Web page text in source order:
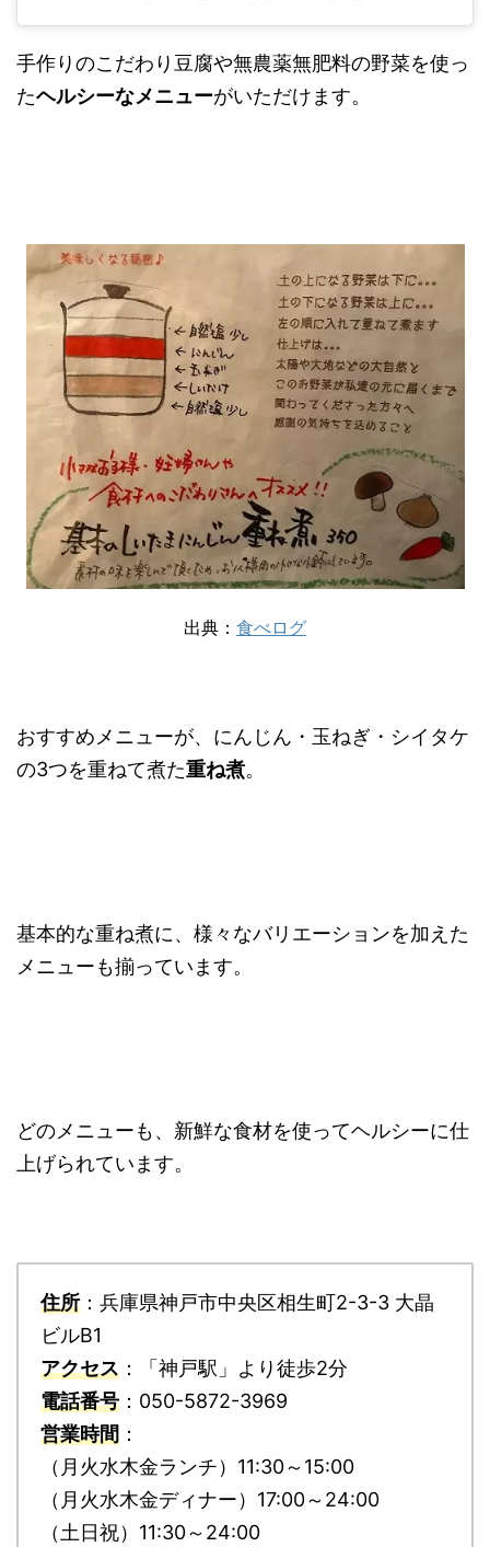
手作りのこだわり豆腐や無農薬無肥料の野菜を使っ
たヘルシーなメニューがいただけます。
出典： 食べログ
おすすめメニューが、にんじん・玉ねぎ・シイタケ
の3つを重ねて煮た重ね煮。
基本的な重ね煮に、様々なバリエーションを加えた
メニューも揃っています。
どのメニューも、新鮮な食材を使ってヘルシーに仕
上げられています。
住所 ：兵庫県神戸市中央区相生町2-3-3 大晶
ビルB1
アクセス ：「神戸駅」より徒歩2分
電話番号 ：050-5872-3969
営業時間 ：
（月火水木金ランチ）11:30～15:00
（月火水木金ディナー）17:00～24:00
（土日祝）11:30～24:00